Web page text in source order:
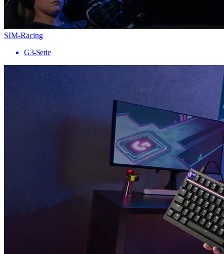
SIM-Racing
G3-Serie